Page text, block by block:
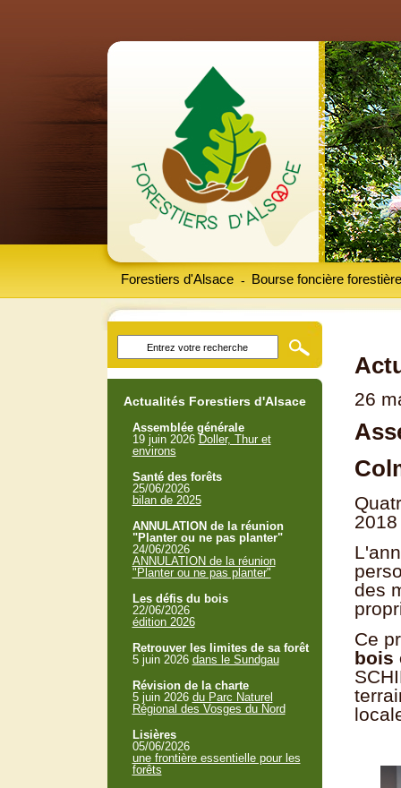
Forestiers d'Alsace Bourse foncière forestière
-
26
des
Ce
bois
Actualités Forestiers d'Alsace
Assemblée générale
19 juin 2026 Doller, Thur et
environs
Santé des forêts
25/06/2026
bilan de 2025
ANNULATION de la réunion
"Planter ou ne pas planter"
24/06/2026
ANNULATION de la réunion
"Planter ou ne pas planter"
Les défis du bois
22/06/2026
édition 2026
Retrouver les limites de sa forêt
5 juin 2026 dans le Sundgau
Révision de la charte
5 juin 2026 du Parc Naturel
Régional des Vosges du Nord
Lisières
05/06/2026
une frontière essentielle pour les
forêts